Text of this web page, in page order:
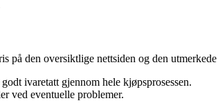
den oversiktlige nettsiden og den
ivaretatt gjennom hele kjøpsprosessen.
ved eventuelle problemer.